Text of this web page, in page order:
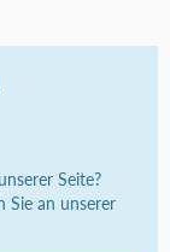
Seite?
Sie an unserer